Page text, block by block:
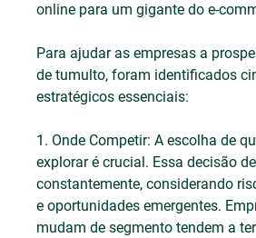
online para um gigante do e-
Para ajudar as empresas a
de tumulto, foram identificados
estratégicos essenciais:
1. Onde Competir: A escolha de
explorar é crucial. Essa decisão
constantemente, considerando
e oportunidades emergentes.
mudam de segmento tendem a